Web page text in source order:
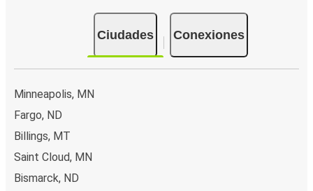
Ciudades Conexiones
Minneapolis, MN
Fargo, ND
Billings, MT
Saint Cloud, MN
Bismarck, ND